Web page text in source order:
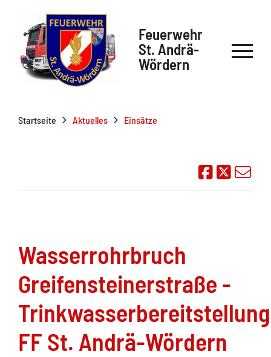
Feuerwehr
St. Andrä-
Wördern
Startseite Aktuelles Einsätze
Auf
Wasserrohrbruch
Greifensteinerstraße -
Trinkwasserbereitstellung
FF St. Andrä-Wördern